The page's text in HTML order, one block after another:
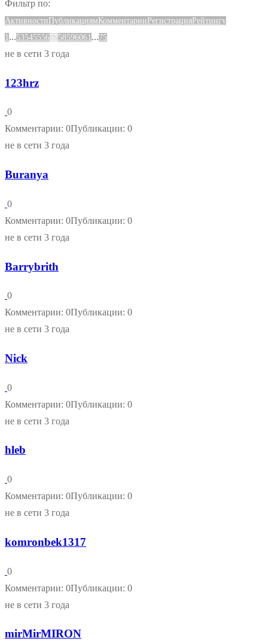
Фильтр по:
Активности Публикациям Комментарии Регистрация Рейтингу
1 ...535455565758596061 ...75
не в сети 3 года
123hrz
0
Комментарии: 0Публикации: 0
не в сети 3 года
Buranya
0
Комментарии: 0Публикации: 0
не в сети 3 года
Barrybrith
0
Комментарии: 0Публикации: 0
не в сети 3 года
Nick
0
Комментарии: 0Публикации: 0
не в сети 3 года
hleb
0
Комментарии: 0Публикации: 0
не в сети 3 года
komronbek1317
0
Комментарии: 0Публикации: 0
не в сети 3 года
mirMirMIRON